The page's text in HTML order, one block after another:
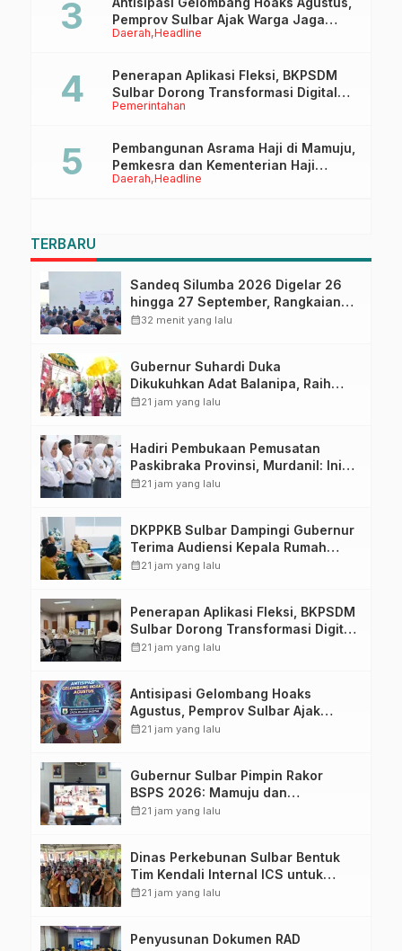
Daerah Headline
Pemprov Sulbar Ajak Warga Jaga
Ruang Digital
Pemerintahan
Penerapan Aplikasi Fleksi, BKPSDM
Sulbar Dorong Transformasi Digital
Sistem Kehadiran ASN
Daerah Headline
Pembangunan Asrama Haji di Mamuju,
Pemkesra dan Kementerian Haji
Sulbar Tinjau Lokasi
TERBARU
Sandeq Silumba 2026 Digelar 26
hingga 27 September, Rangkaian
HUT Sulbar
calendar_month32 menit yang lalu
Gubernur Suhardi Duka
Dikukuhkan Adat Balanipa, Raih
Gelar Sulo Tappidena
calendar_month21 jam yang lalu
Hadiri Pembukaan Pemusatan
Paskibraka Provinsi, Murdanil: Ini
Membentuk Karakter Hingga
calendar_month21 jam yang lalu
DKPPKB Sulbar Dampingi Gubernur
Terima Audiensi Kepala Rumah
Sakit TK. III Punggawa Malolo
calendar_month21 jam yang lalu
Penerapan Aplikasi Fleksi, BKPSDM
Sulbar Dorong Transformasi Digital
Sistem Kehadiran ASN
calendar_month21 jam yang lalu
Antisipasi Gelombang Hoaks
Agustus, Pemprov Sulbar Ajak
Warga Jaga Ruang Digital
calendar_month21 jam yang lalu
Gubernur Sulbar Pimpin Rakor
BSPS 2026: Mamuju dan
Pasangkayu Masih Nol Realisasi
calendar_month21 jam yang lalu
Dinas Perkebunan Sulbar Bentuk
Tim Kendali Internal ICS untuk
Dukung Sertifikasi ISPO Pekebun di
calendar_month21 jam yang lalu
Penyusunan Dokumen RAD